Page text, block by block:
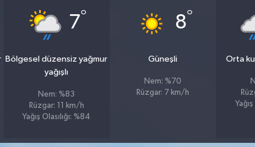
7°
Bölgesel düzensiz yağmur
yağışlı
Nem: %83
Rüzgar: 11 km/h
Yağış Olasılığı: %84
8°
Güneşli
Nem: %70
Rüzgar: 7 km/h
Orta